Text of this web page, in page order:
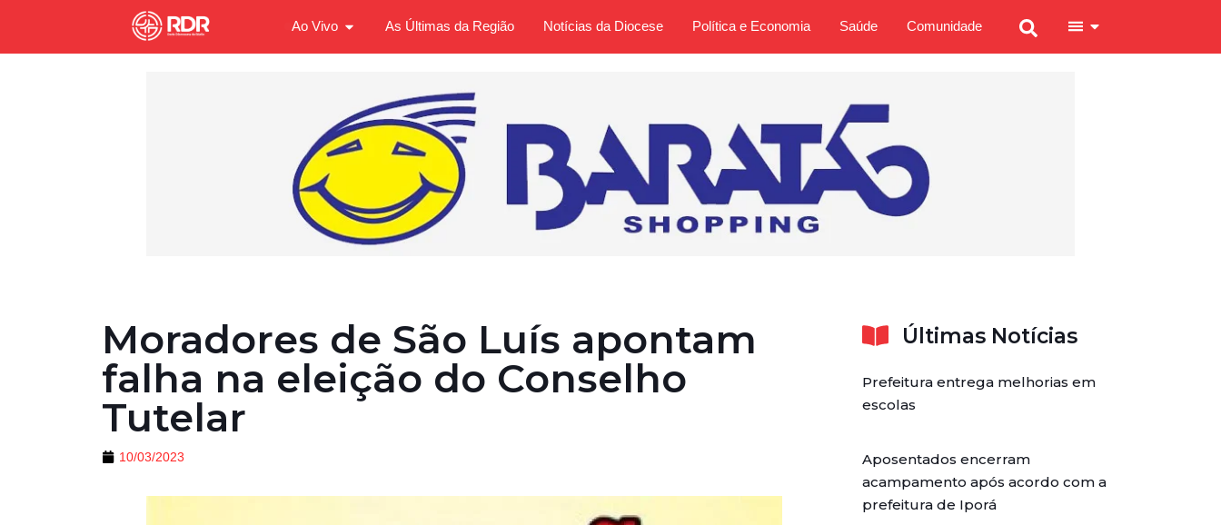
Ao Vivo As Últimas da Região Notícias da Diocese Política e Economia Saúde Comunidade
Moradores de São Luís apontam
falha na eleição do Conselho
Tutelar
10/03/2023
Últimas Notícias
Prefeitura entrega melhorias em
escolas
Aposentados encerram
acampamento após acordo com a
prefeitura de Iporá